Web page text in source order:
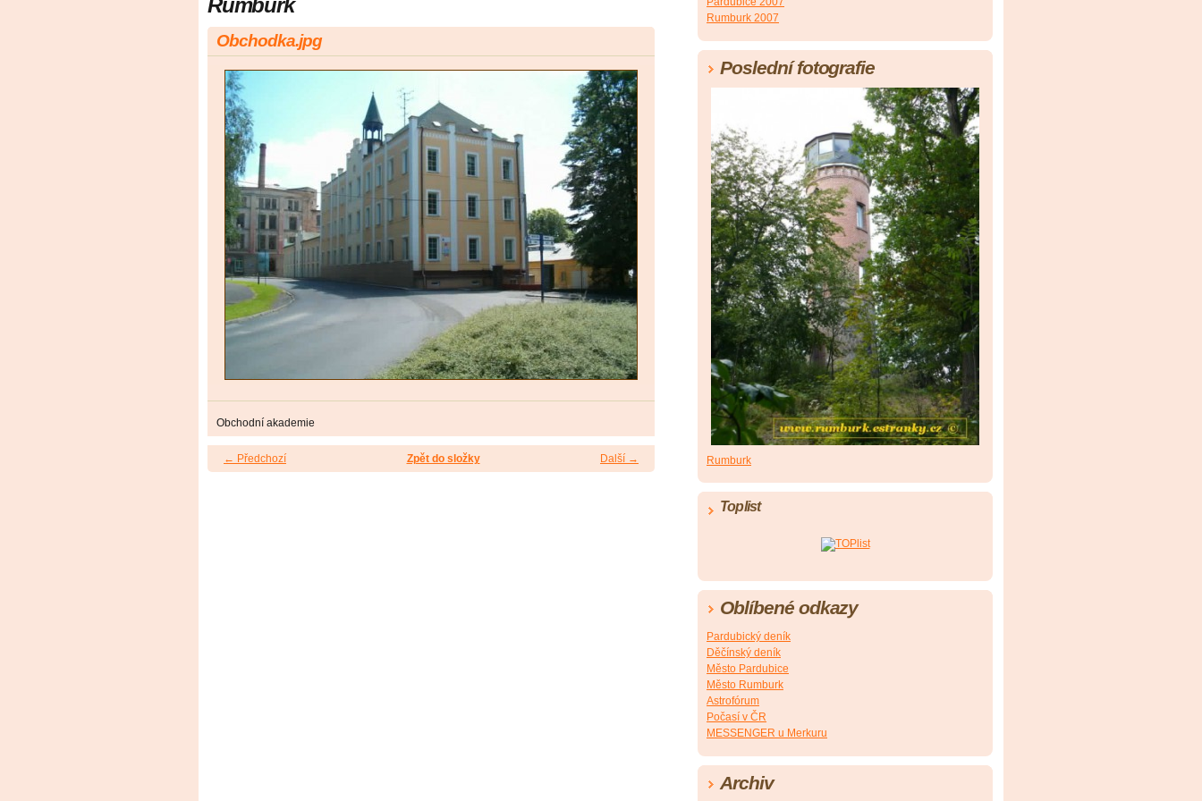
Rumburk
Obchodka.jpg
Obchodní akademie
← Předchozí Další →
Zpět do složky
Rumburk 2007
Poslední fotografie
Rumburk
Toplist
Oblíbené odkazy
Pardubický deník
Děčínský deník
Město Pardubice
Město Rumburk
Astrofórum
Počasí v ČR
MESSENGER u Merkuru
Archiv